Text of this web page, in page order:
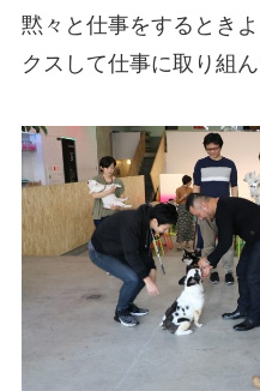
黙々と仕事をするとき
クスして仕事に取り組ん